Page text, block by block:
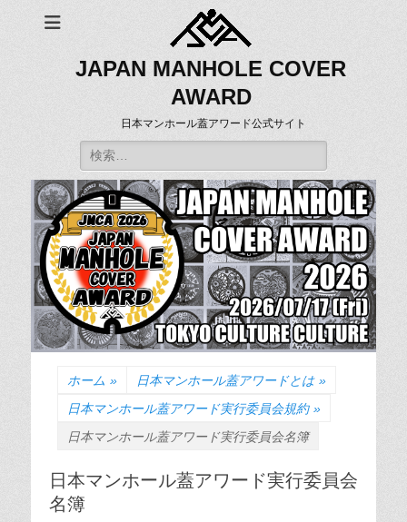
JAPAN MANHOLE COVER
AWARD
日本マンホール蓋アワード公式サイト
索:
ホーム » 日本マンホール蓋アワードとは »
日本マンホール蓋アワード実行委員会規約 »
日本マンホール蓋アワード実行委員会名簿
日本マンホール蓋アワード実行委員会
名簿